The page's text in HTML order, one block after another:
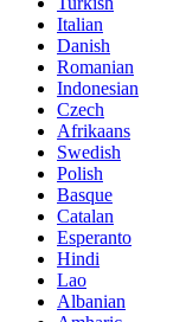
Italian
Danish
Romanian
Indonesian
Czech
Afrikaans
Swedish
Polish
Basque
Catalan
Esperanto
Hindi
Lao
Albanian